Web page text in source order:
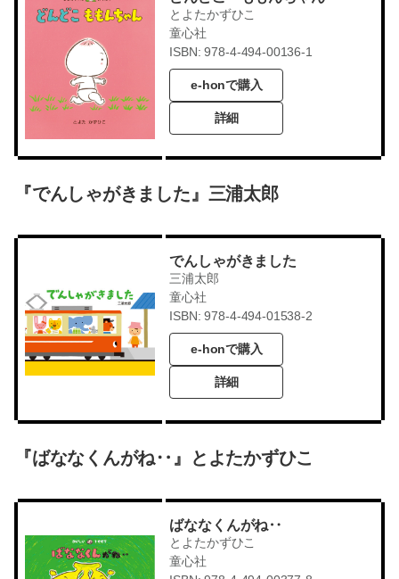
とよたかずひこ
童心社
ISBN: 978-4-494-00136-1
e-honで購入
詳細
『でんしゃがきました』三浦太郎
でんしゃがきました
三浦太郎
童心社
ISBN: 978-4-494-01538-2
e-honで購入
詳細
『ばななくんがね‥』とよたかずひこ
ばななくんがね‥
とよたかずひこ
童心社